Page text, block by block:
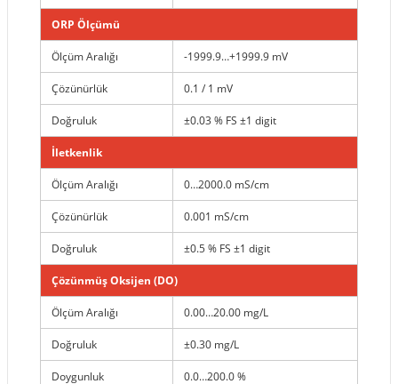
ORP Ölçümü
Ölçüm Aralığı -1999.9…+1999.9 mV
Çözünürlük 0.1 / 1 mV
Doğruluk ±0.03 % FS ±1 digit
İletkenlik
Ölçüm Aralığı 0…2000.0 mS/cm
Çözünürlük 0.001 mS/cm
Doğruluk ±0.5 % FS ±1 digit
Çözünmüş Oksijen (DO)
Ölçüm Aralığı 0.00…20.00 mg/L
Doğruluk ±0.30 mg/L
Doygunluk 0.0…200.0 %